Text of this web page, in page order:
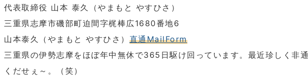
代表取締役 山本 泰久（やまもと やすひさ）
三重県志摩市磯部町迫間字梶棒広1680番地6
山本泰久（やまもと やすひさ） 直通MailForm
三重県の伊勢志摩をほぼ年中無休で365日駆け回っています。最近珍しく非
くだせぇ～。（笑）